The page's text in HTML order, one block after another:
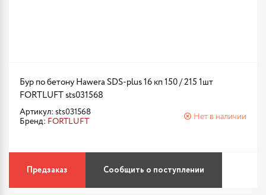
Бур по бетону Hawera SDS-plus 16 кп 150 / 215 1шт
FORTLUFT sts031568
Артикул: sts031568
Бренд: FORTLUFT
Нет в наличии
Предзаказ Сообщить о поступлении